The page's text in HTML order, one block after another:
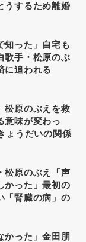
うするため離婚
知った」自宅も
歌手・松原のぶ
に追われる
松原のぶえを救
意味が変わっ
ょうだいの関係
松原のぶえ「声
かった」最初の
「腎臓の病」の
かった」金田朋